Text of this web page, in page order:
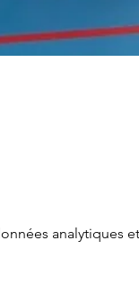
analytiques